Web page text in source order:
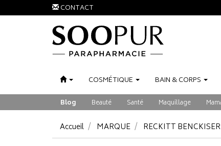
CONTACT
COSMÉTIQUE BAIN &CORPS
Blog Beauté Santé Maquillage
Accueil MARQUE RECKITT BENCKISER